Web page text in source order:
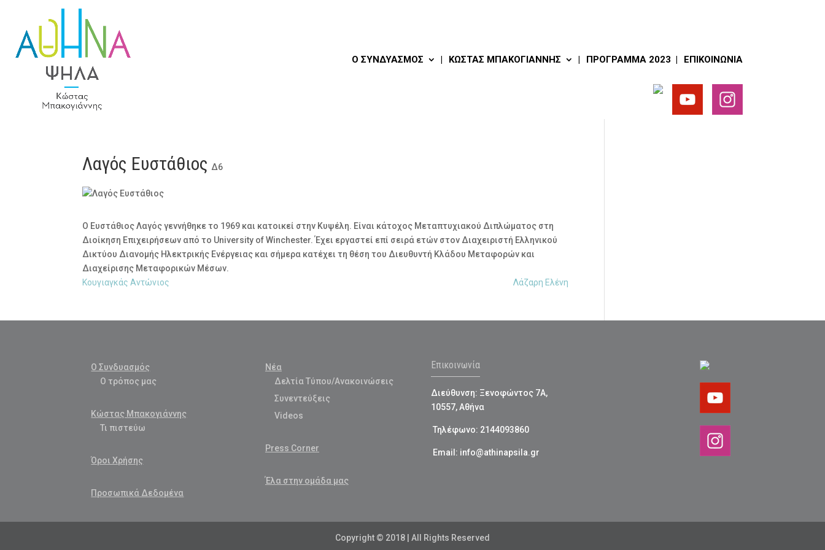
Ο ΣΥΝΔΥΑΣΜΌΣ ΚΏΣΤΑΣ ΜΠΑΚΟΓΙΆΝΝΗΣ ΠΡΌΓΡΑΜΜΑ 2023 ΕΠΙΚΟΙΝΩΝΊΑ
Λαγός Ευστάθιος Δ6
Ο Ευστάθιος Λαγός γεννήθηκε το 1969 και κατοικεί στην Κυψέλη. Είναι κάτοχος Μεταπτυχιακού Διπλώματος στη
Διοίκηση Επιχειρήσεων από το University of Winchester. Έχει εργαστεί επί σειρά ετών στον Διαχειριστή Ελληνικού
Δικτύου Διανομής Ηλεκτρικής Ενέργειας και σήμερα κατέχει τη θέση του Διευθυντή Κλάδου Μεταφορών και
Διαχείρισης Μεταφορικών Μέσων.
Κουγιαγκάς Αντώνιος
Λάζαρη Ελένη
Ο Συνδυασμός
Ο τρόπος μας
Κώστας Μπακογιάννης
Τι πιστεύω
Όροι Χρήσης
Προσωπικά Δεδομένα
Νέα
Δελτία Τύπου/Ανακοινώσεις
Συνεντεύξεις
Videos
Press Corner
Έλα στην ομάδα μας
Επικοινωνία
Διεύθυνση: Ξενοφώντος 7Α,
10557, Αθήνα
Τηλέφωνο: 2144093860
Email: info@athinapsila.gr
Copyright © 2018 | All Rights Reserved